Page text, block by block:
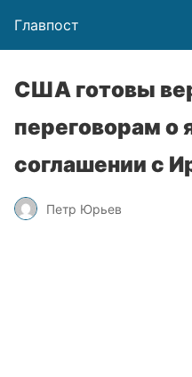
Главпост
США готовы
переговорам о
соглашении с
Петр Юрьев